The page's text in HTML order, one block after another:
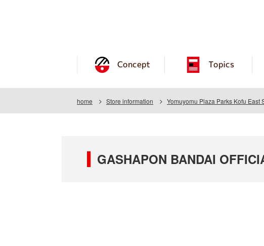
Concept Topics
home Store information Yomuyomu Plaza Parks Kofu East
GASHAPON BANDAI